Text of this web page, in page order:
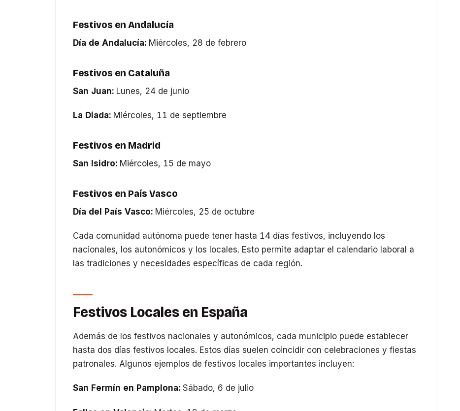
Festivos en Andalucía
Día de Andalucía: Miércoles, 28 de febrero
Festivos en Cataluña
San Juan: Lunes, 24 de junio
La Diada: Miércoles, 11 de septiembre
Festivos en Madrid
San Isidro: Miércoles, 15 de mayo
Festivos en País Vasco
Día del País Vasco: Miércoles, 25 de octubre
Cada comunidad autónoma puede tener hasta 14 días festivos, incluyendo los
nacionales, los autonómicos y los locales. Esto permite adaptar el calendario laboral a
las tradiciones y necesidades específicas de cada región.
Festivos Locales en España
Además de los festivos nacionales y autonómicos, cada municipio puede establecer
hasta dos días festivos locales. Estos días suelen coincidir con celebraciones y fiestas
patronales. Algunos ejemplos de festivos locales importantes incluyen:
San Fermín en Pamplona: Sábado, 6 de julio